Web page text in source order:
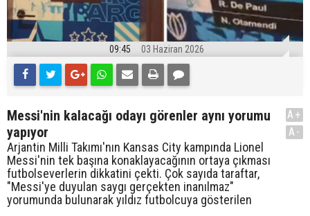
09:45 03 Haziran 2026
Messi'nin kalacağı odayı görenler aynı yorumu
yapıyor
Arjantin Milli Takımı'nın Kansas City kampında Lionel
Messi'nin tek başına konaklayacağının ortaya çıkması
futbolseverlerin dikkatini çekti. Çok sayıda taraftar,
"Messi'ye duyulan saygı gerçekten inanılmaz"
yorumunda bulunarak yıldız futbolcuya gösterilen
A+
A-